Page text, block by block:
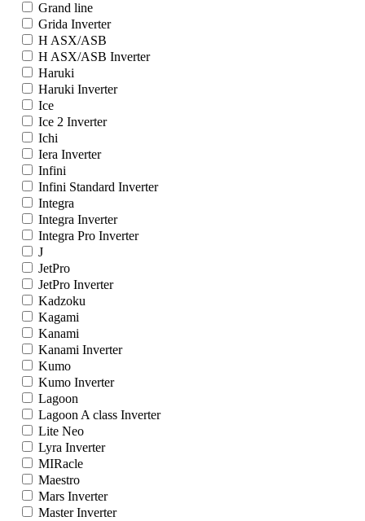
Grand line
Grida Inverter
H ASX/ASB
H ASX/ASB Inverter
Haruki
Haruki Inverter
Ice
Ice 2 Inverter
Ichi
Iera Inverter
Infini
Infini Standard Inverter
Integra
Integra Inverter
Integra Pro Inverter
J
JetPro
JetPro Inverter
Kadzoku
Kagami
Kanami
Kanami Inverter
Kumo
Kumo Inverter
Lagoon
Lagoon A class Inverter
Lite Neo
Lyra Inverter
MIRacle
Maestro
Mars Inverter
Master Inverter